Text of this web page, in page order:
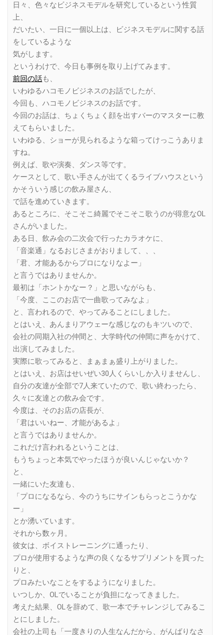
日々、色々なビジネスモデルを研究しているという性質
上、
だいたい、一日に一個以上は、ビジネスモデルに関する話
をしているような
気がします。
というわけで、今日も事例を取り上げてみます。
前回の話も、
いわゆるハコモノビジネスのお話でしたが、
今回も、ハコモノビジネスのお話です。
今回のお話は、ちょくちょく顔を出すバーのマスターに教
えてもらいました。
いわゆる、ショーが見られるような箱ってけっこうありま
すね。
例えば、歌や演奏、ダンス等です。
ケースとして、歌い手さんが出てくるライブハウスという
かそういう感じの飲み屋さん、
で話を進めていきます。
あるところに、そこそこ綺麗でそこそこ歌うのが得意なOL
さんがいました。
ある日、飲み会の二次会で行ったカラオケに、
「音楽通」なるおじさまがおりまして、、、
「君、才能あるからプロになりなよー」
と言うではありませんか。
最初は「ホントかなー？」と思いながらも、
「今度、ここのお店で一曲歌ってみなよ」
と、言われるので、やってみることにしました。
とはいえ、あんまりアウェーな感じなのもキツいので、
会社の同期入社の仲間と、大学時代の仲間に声をかけて、
出演してみました。
実際に歌ってみると、まぁまぁ盛り上がりました。
とはいえ、お店はせいぜい30人くらいしか入りませんし、
自分の友達が全部で7人来ていたので、歌い終わったら、
久々に友達との飲み会です。
今度は、そのお店の店長が、
「君はいいねー、才能があるよ」
と言うではありませんか。
これだけ言われるということは、
もうちょっと本気でやったほうが良いんじゃないか？
と、
一緒にいた友達も、
「プロになるなら、今のうちにサインもらっとこうかな
ー」
とか湧いています。
それから数ヶ月。
彼女は、ボイストレーニングに通ったり、
プロが使用するような声の良くなるサプリメントを買った
りと、
プロみたいなことをするようになりました。
いつしか、OLでいることが負担になってきました。
考えた結果、OLを辞めて、歌一本でチャレンジしてみるこ
とにしました。
会社の上司も「一度きりの人生なんだから、がんばりなさ